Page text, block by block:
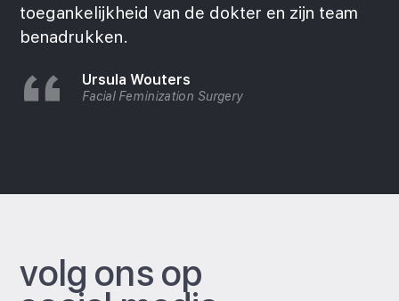
toegankelijkheid van de dokter en zijn team
benadrukken.
Ursula Wouters
Facial Feminization Surgery
volg ons op